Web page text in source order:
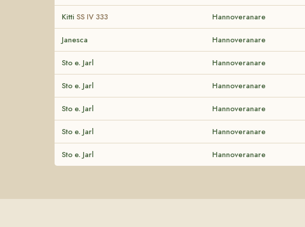
Kitti SS IV 333 Hannoveranare
Janesca Hannoveranare
Sto e. Jarl Hannoveranare
Sto e. Jarl Hannoveranare
Sto e. Jarl Hannoveranare
Sto e. Jarl Hannoveranare
Sto e. Jarl Hannoveranare